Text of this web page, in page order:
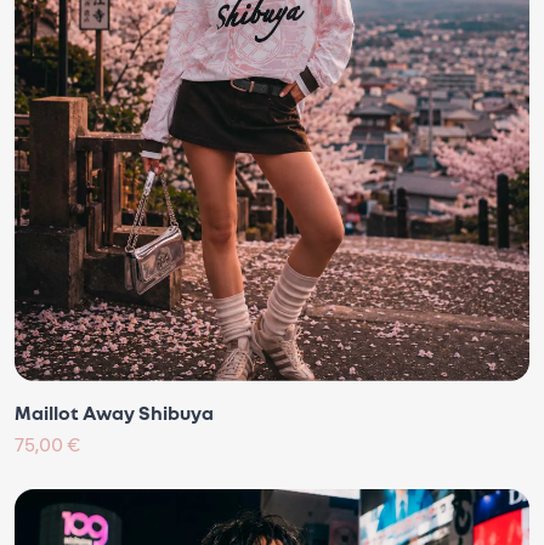
Maillot Away Shibuya
75,00 €